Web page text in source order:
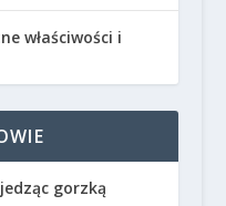
właściwości i
gorzką